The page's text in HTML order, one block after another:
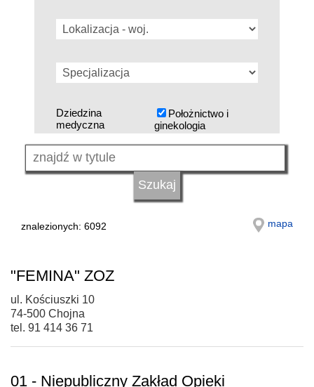
Dziedzina
medyczna
Położnictwo i
ginekologia
znalezionych: 6092 mapa
"FEMINA" ZOZ
ul. Kościuszki 10
74-500 Chojna
tel. 91 414 36 71
01 - Niepubliczny Zakład Opieki